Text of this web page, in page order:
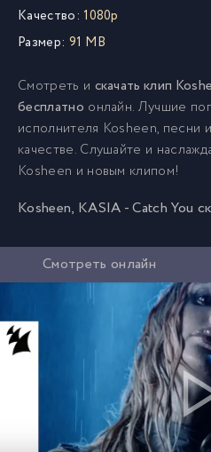
Качество: 1080p
Размер: 91 MB
Смотреть и скачать клип
бесплатно онлайн. Лучшие
исполнителя Kosheen, песни
качестве. Слушайте и
Kosheen и новым клипом!
Kosheen, KASIA - Catch You
Смотреть онлайн